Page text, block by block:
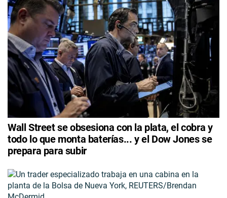
Wall Street se obsesiona con la plata, el cobra y
todo lo que monta baterías... y el Dow Jones se
prepara para subir